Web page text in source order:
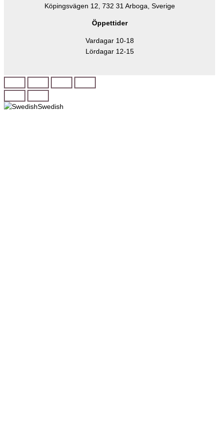
Köpingsvägen 12, 732 31 Arboga, Sverige
Öppettider
Vardagar 10-18
Lördagar 12-15
Swedish